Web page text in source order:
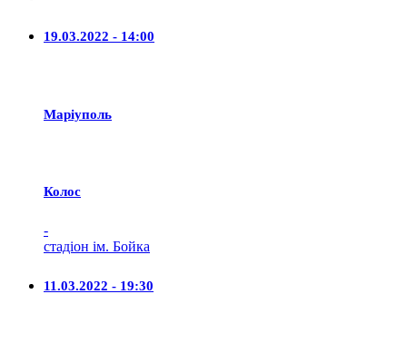
19.03.2022 - 14:00
Маріуполь
Колос
-
стадіон ім. Бойка
11.03.2022 - 19:30